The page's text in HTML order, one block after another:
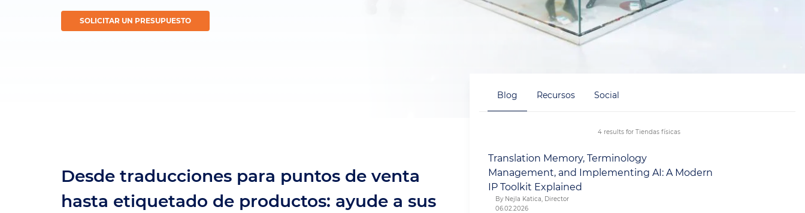
SOLICITAR UN PRESUPUESTO
Desde traducciones para puntos de venta
hasta etiquetado de productos: ayude a sus
Blog Recursos Social
4 results for Tiendas físicas
Translation Memory, Terminology
Management, and Implementing AI: A Modern
IP Toolkit Explained
By Nejla Katica, Director
06.02.2026